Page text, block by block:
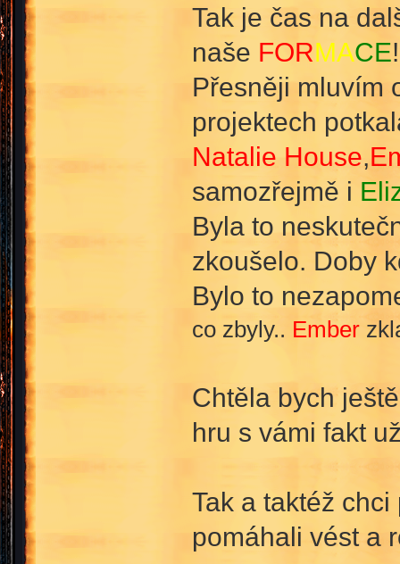
Tak je čas na
naše FORMACE!
Přesněji mluvím
projektech
Natalie House,
samozřejmě i
Byla to
zkoušelo. Doby
Bylo to
co zbyly.. Ember
Chtěla bych
hru s vámi fakt
Tak a taktéž
pomáhali vést a